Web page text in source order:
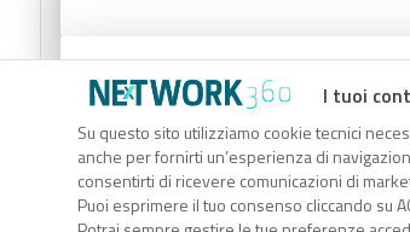
I tuoi
Su questo sito utilizziamo cookie tecnici
anche per fornirti un’esperienza di
consentirti di ricevere comunicazioni di
Puoi esprimere il tuo consenso cliccando su
Codice Rss
Clicca sul pulsante per copiare il
RSS link